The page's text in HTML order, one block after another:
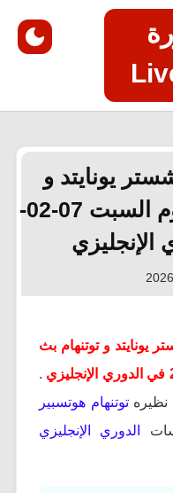
يونايتد و
توتنهام بث مباشر اليوم السبت 07-02-
يونايتد و توتنهام بث
.
نظيرهتوتنهام هوتسبير
الدوري الإنجليزي